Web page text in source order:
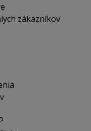
zákazníkov